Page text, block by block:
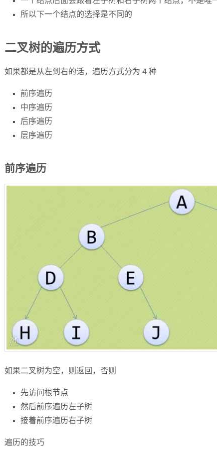
所以下一个结点的选择是不同的
二叉树的遍历方式
如果都是从左到右的话，遍历方式分为 4 种
前序遍历
中序遍历
后序遍历
层序遍历
前序遍历
如果二叉树为空，则返回，否则
先访问根节点
然后前序遍历左子树
接着前序遍历右子树
遍历的技巧